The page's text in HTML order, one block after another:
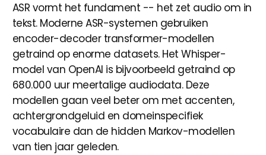
ASR vormt het fundament -- het zet audio om in
tekst. Moderne ASR-systemen gebruiken
encoder-decoder transformer-modellen
getraind op enorme datasets. Het Whisper-
model van OpenAI is bijvoorbeeld getraind op
680.000 uur meertalige audiodata. Deze
modellen gaan veel beter om met accenten,
achtergrondgeluid en domeinspecifiek
vocabulaire dan de hidden Markov-modellen
van tien jaar geleden.